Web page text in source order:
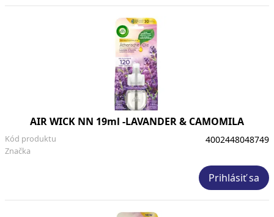
AIR WICK NN 19ml -LAVANDER & CAMOMILA
Značka
Kód produktu 4002448048749
Prihlásiť sa